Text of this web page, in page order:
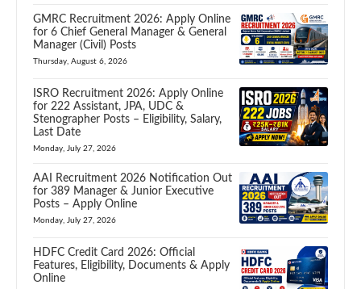
GMRC Recruitment 2026: Apply Online
for 6 Chief General Manager & General
Manager (Civil) Posts
Thursday, August 6, 2026
ISRO Recruitment 2026: Apply Online
for 222 Assistant, JPA, UDC &
Stenographer Posts – Eligibility, Salary,
Last Date
Monday, July 27, 2026
AAI Recruitment 2026 Notification Out
for 389 Manager & Junior Executive
Posts – Apply Online
Monday, July 27, 2026
HDFC Credit Card 2026: Official
Features, Eligibility, Documents & Apply
Online